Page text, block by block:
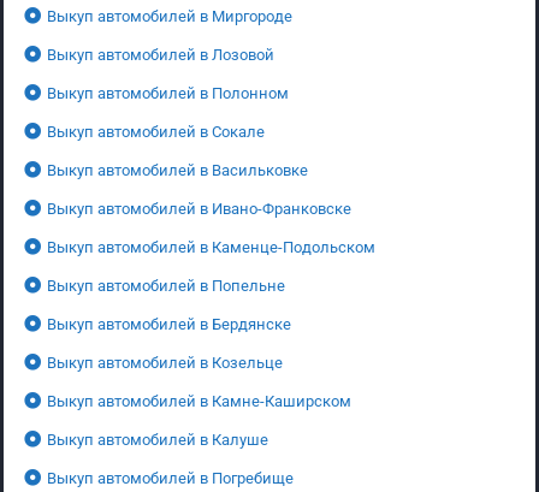
Выкуп автомобилей в Миргороде
Выкуп автомобилей в Лозовой
Выкуп автомобилей в Полонном
Выкуп автомобилей в Сокале
Выкуп автомобилей в Васильковке
Выкуп автомобилей в Ивано-Франковске
Выкуп автомобилей в Каменце-Подольском
Выкуп автомобилей в Попельне
Выкуп автомобилей в Бердянске
Выкуп автомобилей в Козельце
Выкуп автомобилей в Камне-Каширском
Выкуп автомобилей в Калуше
Выкуп автомобилей в Погребище